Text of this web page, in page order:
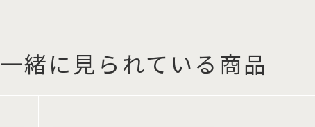
一緒に見られている商品